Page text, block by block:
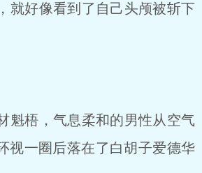
就好像看到了自己头颅被斩下
魁梧，气息柔和的男性从空气
视一圈后落在了白胡子爱德华